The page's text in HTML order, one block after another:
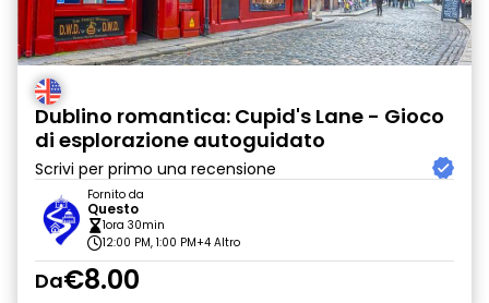
Dublino romantica: Cupid's Lane - Gioco
di esplorazione autoguidato
Scrivi per primo una recensione
Fornito da
Questo
1ora 30min
12:00 PM, 1:00 PM+4 Altro
Da€8.00